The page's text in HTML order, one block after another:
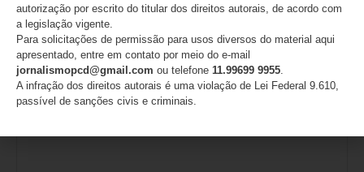
autorização por escrito do titular dos direitos autorais, de acordo com
a legislação vigente.
Para solicitações de permissão para usos diversos do material aqui
apresentado, entre em contato por meio do e-mail
jornalismopcd@gmail.com ou telefone 11.99699 9955.
A infração dos direitos autorais é uma violação de Lei Federal 9.610,
passível de sanções civis e criminais.